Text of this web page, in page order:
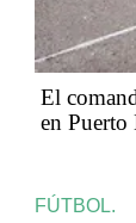
El
en Puerto
FÚTBOL.